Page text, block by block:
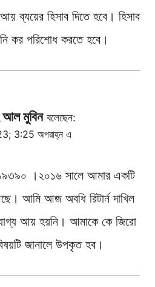
আয় ব্যয়ের হিসাব দিতে হবে। হিসাব
কর পরিশোধ করতে হবে।
আল মুবিন বলেছেন:
3:25 অপরাহ্ন এ
।২০১৬ সালে আমার একটি
আমি আজ অবধি রিটার্ন দাখিল
আয় হয়নি। আমাকে কে জিরো
জানালে উপকৃত হব।